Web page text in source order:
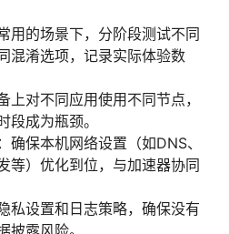
用的场景下，分阶段测试不同
混淆选项，记录实际体验数
上对不同应用使用不同节点，
段成为瓶颈。
确保本机网络设置（如DNS、
等）优化到位，与加速器协同
私设置和日志策略，确保没有
披露风险。